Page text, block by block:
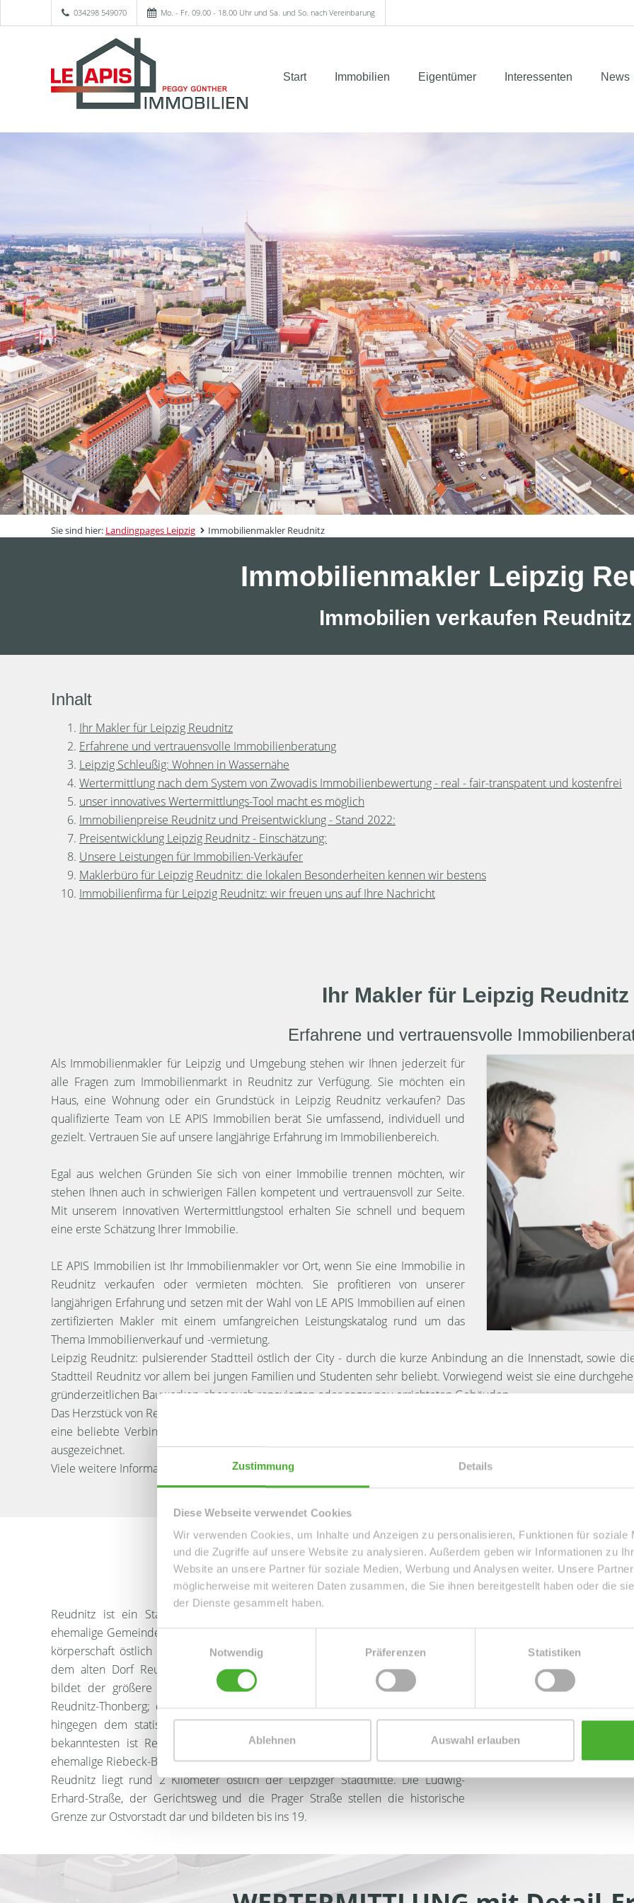
Zustimmung Details
Diese Webseite verwendet Cookies
Wir verwenden Cookies, um Inhalte und Anzeigen zu personalisieren, Funktionen für soziale
und die Zugriffe auf unsere Website zu analysieren. Außerdem geben wir Informationen zu
Website an unsere Partner für soziale Medien, Werbung und Analysen weiter. Unsere
möglicherweise mit weiteren Daten zusammen, die Sie ihnen bereitgestellt haben oder die
der Dienste gesammelt haben.
Einwilligungsauswahl
Notwendig
Präferenzen Statistiken
Ablehnen Auswahl erlauben
034298 549070 Mo. - Fr. 09.00 - 18.00 Uhr und Sa. und So. nach Vereinbarung
Start Immobilien Eigentümer Interessenten News
Sie sind hier: Landingpages Leipzig Immobilienmakler Reudnitz
Immobilienmakler Leipzig
Immobilien verkaufen Reudnitz
Inhalt
Ihr Makler für Leipzig Reudnitz
Erfahrene und vertrauensvolle Immobilienberatung
Leipzig Schleußig: Wohnen in Wassernähe
Wertermittlung nach dem System von Zwovadis Immobilienbewertung - real - fair-transpatent und kostenfrei
unser innovatives Wertermittlungs-Tool macht es möglich
Immobilienpreise Reudnitz und Preisentwicklung - Stand 2022:
Preisentwicklung Leipzig Reudnitz - Einschätzung:
Unsere Leistungen für Immobilien-Verkäufer
Maklerbüro für Leipzig Reudnitz: die lokalen Besonderheiten kennen wir bestens
Immobilienfirma für Leipzig Reudnitz: wir freuen uns auf Ihre Nachricht
Ihr Makler für Leipzig Reudnitz
Erfahrene und vertrauensvolle
Als Immobilienmakler für Leipzig und Umgebung stehen wir Ihnen jederzeit für
alle Fragen zum Immobilienmarkt in Reudnitz zur Verfügung. Sie möchten ein
Haus, eine Wohnung oder ein Grundstück in Leipzig Reudnitz verkaufen? Das
qualifizierte Team von LE APIS Immobilien berät Sie umfassend, individuell und
gezielt. Vertrauen Sie auf unsere langjährige Erfahrung im Immobilienbereich.
Egal aus welchen Gründen Sie sich von einer Immobilie trennen möchten, wir
stehen Ihnen auch in schwierigen Fällen kompetent und vertrauensvoll zur Seite.
Mit unserem innovativen Wertermittlungstool erhalten Sie schnell und bequem
eine erste Schätzung Ihrer Immobilie.
LE APIS Immobilien ist Ihr Immobilienmakler vor Ort, wenn Sie eine Immobilie in
Reudnitz verkaufen oder vermieten möchten. Sie profitieren von unserer
langjährigen Erfahrung und setzen mit der Wahl von LE APIS Immobilien auf einen
zertifizierten Makler mit einem umfangreichen Leistungskatalog rund um das
Thema Immobilienverkauf und -vermietung.
Leipzig Reudnitz: pulsierender Stadtteil östlich der City - durch die kurze Anbindung an die Innenstadt, sowie
Stadtteil Reudnitz vor allem bei jungen Familien und Studenten sehr beliebt. Vorwiegend weist sie eine
gründerzeitlichen Bauwerken, aber auch renovierten oder sogar neu errichteten Gebäuden.
Das Herzstück von Reudnitz ist der Lene Voigt Park, der 2004 auf einem ehemaligen Bahnhofsgelände entstand.
eine beliebte Verbindung für Radfahrer zu den östlicheren Stadtgebieten. Der Lene Voigt Park wurde sogar
ausgezeichnet.
Viele weitere Informationen finden Sie auf unserer Leipziger
Leipzig Schleußig: Wohnen in
Reudnitz ist ein Stadtteil im Osten der sächsischen Großstadt Leipzig. Die
ehemalige Gemeinde Reudnitz war von 1838 bis 1888 eine selbständige Gebiets­
körperschaft östlich von Leipzig. Sie umfasste die gleichnamige Gemarkung mit
dem alten Dorf Reudnitz. Seit der kommunalen Gebietsgliederung von 1992
bildet der größere Teil von Reudnitz zusammen mit Thonberg den Ortsteil
Reudnitz-Thonberg; der nördliche Teil mit dem einstigen Siedlungskern wurde
hingegen dem statistischen Ortsteil Neustadt-Neuschönefeld zugeordnet. Am
bekanntesten ist Reudnitz heute wohl durch das Brauhaus zu Reudnitz, die
ehemalige Riebeck-Brauerei.
Reudnitz liegt rund 2 Kilometer östlich der Leipziger Stadtmitte. Die Ludwig-
Erhard-Straße, der Gerichtsweg und die Prager Straße stellen die historische
Grenze zur Ostvorstadt dar und bildeten bis ins 19.
Norden trennen das Rabet
bzw. Volkmarsdorf. Die
Beginn der Wurzner
Oststraße. Das
Reudnitz, südlich davon
Süden reicht Reudnitz bis
Die Gemarkung Reudnitz